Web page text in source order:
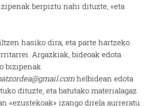
berpiztu nahi dituzte, «eta
hasiko dira, eta parte hartzeko
Argazkiak, bideoak edota
bizipenak
helbidean edota
dituzte, eta batutako materialagaz
«ezustekoak» izango direla aurreratu